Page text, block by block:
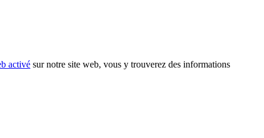
activé sur notre site web, vous y trouverez des informations